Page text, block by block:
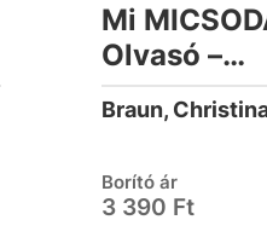
Mi
Olvasó –
Természet
Borító ár
3 390 Ft